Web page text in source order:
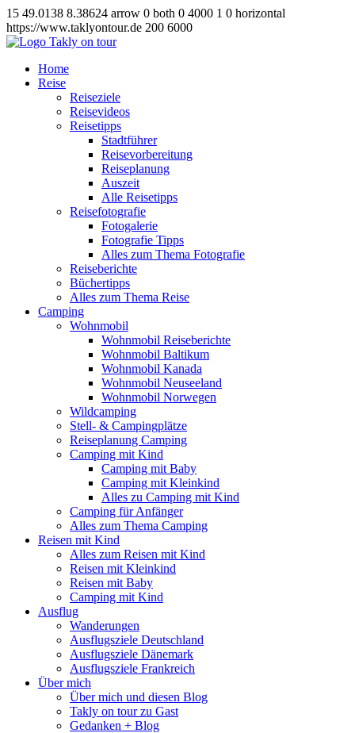
15 49.0138 8.38624 arrow 0 both 0 4000 1 0 horizontal
https://www.taklyontour.de 200 6000
Home
Reise
Reiseziele
Reisevideos
Reisetipps
Stadtführer
Reisevorbereitung
Reiseplanung
Auszeit
Alle Reisetipps
Reisefotografie
Fotogalerie
Fotografie Tipps
Alles zum Thema Fotografie
Reiseberichte
Büchertipps
Alles zum Thema Reise
Camping
Wohnmobil
Wohnmobil Reiseberichte
Wohnmobil Baltikum
Wohnmobil Kanada
Wohnmobil Neuseeland
Wohnmobil Norwegen
Wildcamping
Stell- & Campingplätze
Reiseplanung Camping
Camping mit Kind
Camping mit Baby
Camping mit Kleinkind
Alles zu Camping mit Kind
Camping für Anfänger
Alles zum Thema Camping
Reisen mit Kind
Alles zum Reisen mit Kind
Reisen mit Kleinkind
Reisen mit Baby
Camping mit Kind
Ausflug
Wanderungen
Ausflugsziele Deutschland
Ausflugsziele Dänemark
Ausflugsziele Frankreich
Über mich
Über mich und diesen Blog
Takly on tour zu Gast
Gedanken + Blog